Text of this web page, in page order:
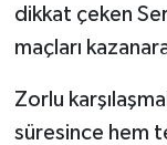
dikkat çeken
maçları
Zorlu
süresince hem